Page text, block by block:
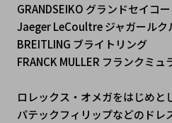
GRANDSEIKO グランドセイコー
Jaeger LeCoultre ジャガールク
BREITLING ブライトリング
FRANCK MULLER フランクミュ
ロレックス・オメガをはじめと
パテックフィリップなどのドレ